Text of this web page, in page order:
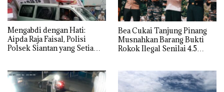
Mengabdi dengan Hati:
Aipda Raja Faisal, Polisi
Polsek Siantan yang Setia
Bea Cukai Tanjung Pinang
Musnahkan Barang Bukti
Rokok Ilegal Senilai 4.5